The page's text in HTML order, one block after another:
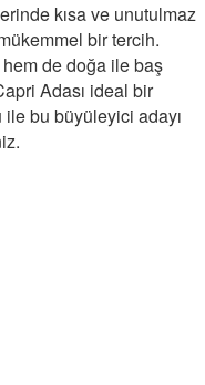
kısa ve unutulmaz
bir tercih.
de doğa ile baş
Adası ideal bir
bu büyüleyici adayı